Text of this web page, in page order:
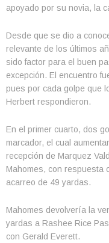
apoyado por su novia, la
Desde que se dio a
relevante de los últimos
sido factor para el buen
excepción. El encuentro
pues por cada golpe que
Herbert respondieron.
En el primer cuarto, dos
marcador, el cual
recepción de Marquez
Mahomes, con respuesta
acarreo de 49 yardas.
Mahomes devolvería la
yardas a Rashee Rice
con Gerald Everett.